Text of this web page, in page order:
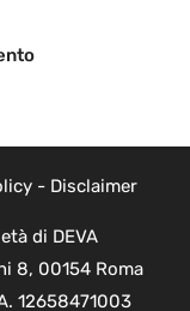
- Disclaimer
di DEVA
8, 00154 Roma
12658471003